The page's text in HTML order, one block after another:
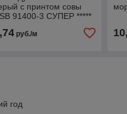
с принтом совы
91400-3 СУПЕР *****
руб./м
год